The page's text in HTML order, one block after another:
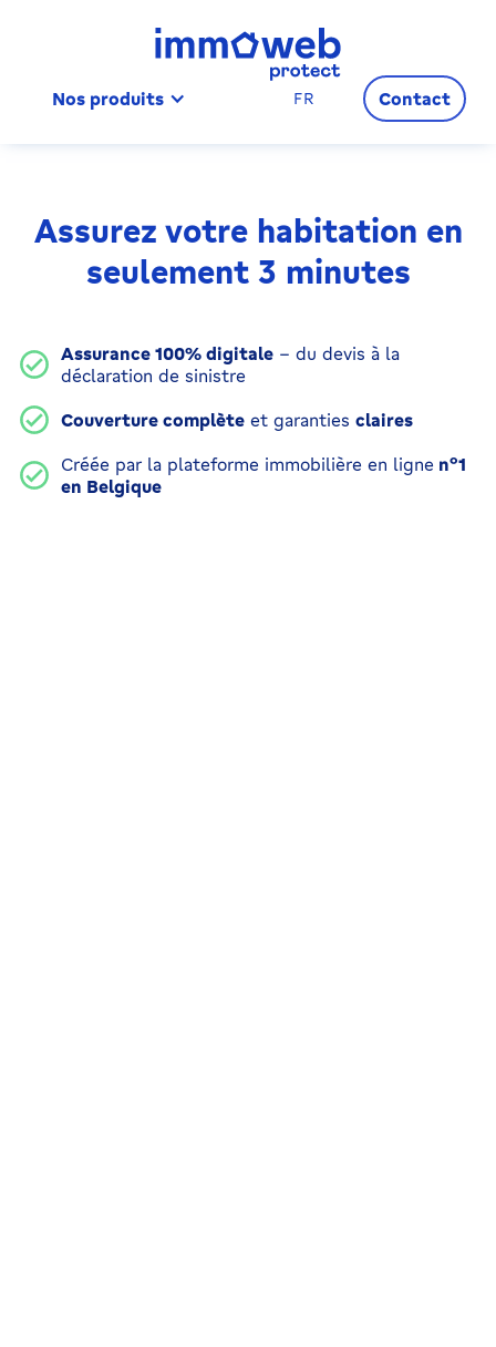
Nos produits FR Contact
Assurez votre habitation en
seulement 3 minutes
Assurance 100% digitale – du devis à la
déclaration de sinistre
Couverture complète et garanties claires
Créée par la plateforme immobilière en ligne n°1
en Belgique